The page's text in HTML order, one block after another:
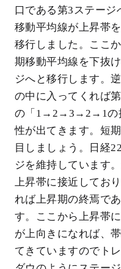
口である第3ステー
移動平均線が上昇帯
移行しました。ここ
期移動平均線を下抜
ジへと移行します。
の中に入ってくれば
の「1→2→3→2→1の
性が出てきます。短
目しましょう。日経
ジを維持しています
上昇帯に接近してお
れば上昇期の終焉で
す。ここから上昇帯
が上向きになれば、
てきていますのでト